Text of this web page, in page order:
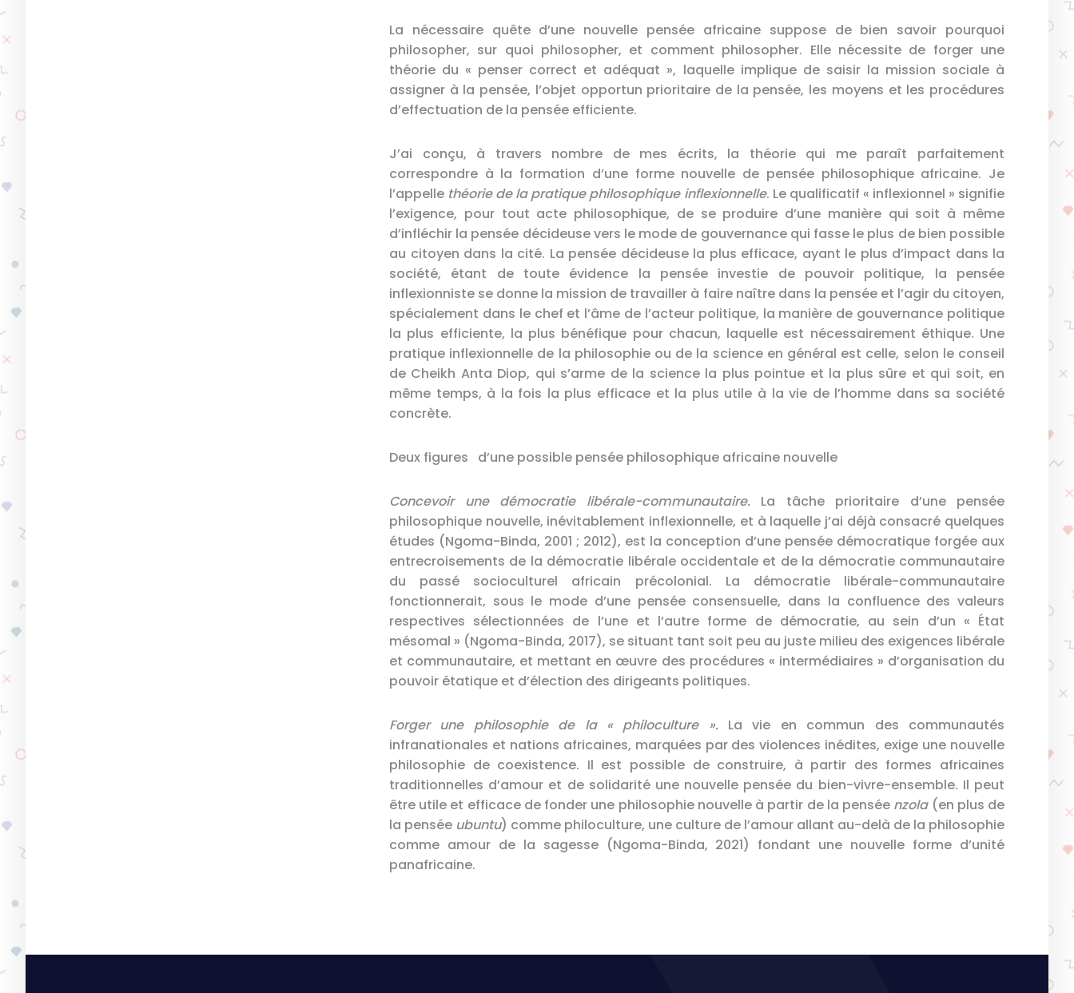
La nécessaire quête d’une nouvelle pensée africaine suppose de bien savoir pourquoi
philosopher, sur quoi philosopher, et comment philosopher. Elle nécessite de forger une
théorie du « penser correct et adéquat », laquelle implique de saisir la mission sociale à
assigner à la pensée, l’objet opportun prioritaire de la pensée, les moyens et les procédures
d’effectuation de la pensée efficiente.
J’ai conçu, à travers nombre de mes écrits, la théorie qui me paraît parfaitement
correspondre à la formation d’une forme nouvelle de pensée philosophique africaine. Je
l’appelle théorie de la pratique philosophique inflexionnelle. Le qualificatif « inflexionnel » signifie
l’exigence, pour tout acte philosophique, de se produire d’une manière qui soit à même
d’infléchir la pensée décideuse vers le mode de gouvernance qui fasse le plus de bien possible
au citoyen dans la cité. La pensée décideuse la plus efficace, ayant le plus d’impact dans la
société, étant de toute évidence la pensée investie de pouvoir politique, la pensée
inflexionniste se donne la mission de travailler à faire naître dans la pensée et l’agir du citoyen,
spécialement dans le chef et l’âme de l’acteur politique, la manière de gouvernance politique
la plus efficiente, la plus bénéfique pour chacun, laquelle est nécessairement éthique. Une
pratique inflexionnelle de la philosophie ou de la science en général est celle, selon le conseil
de Cheikh Anta Diop, qui s’arme de la science la plus pointue et la plus sûre et qui soit, en
même temps, à la fois la plus efficace et la plus utile à la vie de l’homme dans sa société
concrète.
Deux figures d’une possible pensée philosophique africaine nouvelle
Concevoir une démocratie libérale-communautaire. La tâche prioritaire d’une pensée
philosophique nouvelle, inévitablement inflexionnelle, et à laquelle j’ai déjà consacré quelques
études (Ngoma-Binda, 2001 ; 2012), est la conception d’une pensée démocratique forgée aux
entrecroisements de la démocratie libérale occidentale et de la démocratie communautaire
du passé socioculturel africain précolonial. La démocratie libérale-communautaire
fonctionnerait, sous le mode d’une pensée consensuelle, dans la confluence des valeurs
respectives sélectionnées de l’une et l’autre forme de démocratie, au sein d’un « État
mésomal » (Ngoma-Binda, 2017), se situant tant soit peu au juste milieu des exigences libérale
et communautaire, et mettant en œuvre des procédures « intermédiaires » d’organisation du
pouvoir étatique et d’élection des dirigeants politiques.
Forger une philosophie de la « philoculture ». La vie en commun des communautés
infranationales et nations africaines, marquées par des violences inédites, exige une nouvelle
philosophie de coexistence. Il est possible de construire, à partir des formes africaines
traditionnelles d’amour et de solidarité une nouvelle pensée du bien-vivre-ensemble. Il peut
être utile et efficace de fonder une philosophie nouvelle à partir de la pensée nzola(en plus de
la pensée ubuntu) comme philoculture, une culture de l’amour allant au-delà de la philosophie
comme amour de la sagesse (Ngoma-Binda, 2021) fondant une nouvelle forme d’unité
panafricaine.